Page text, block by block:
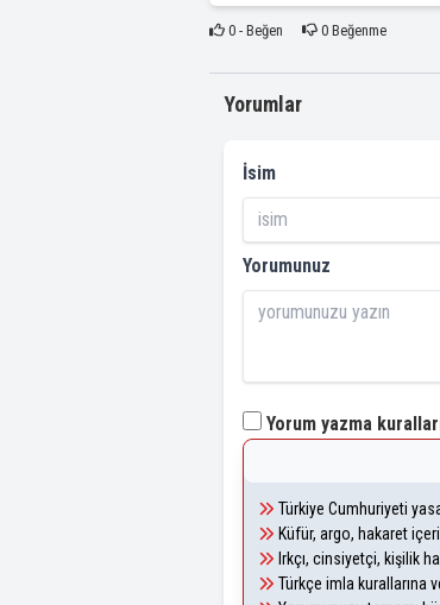
0- Beğen 0Beğenme
Yorumlar
İsim
Yorumunuz
Yorum yazma
Türkiye Cumhuriyeti
Küfür, argo, hakaret
Irkçı, cinsiyetçi, kişilik
Türkçe imla kurallarına